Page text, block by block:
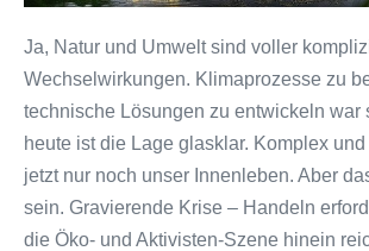
Ja, Natur und Umwelt sind voller
Wechselwirkungen. Klimaprozesse zu
technische Lösungen zu entwickeln war
heute ist die Lage glasklar. Komplex
jetzt nur noch unser Innenleben. Aber
sein. Gravierende Krise – Handeln
die Öko- und Aktivisten-Szene hinein